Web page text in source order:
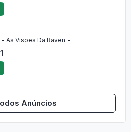
As Visões Da Raven -
Anúncios